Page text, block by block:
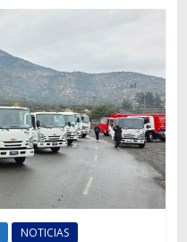
NOTICIAS